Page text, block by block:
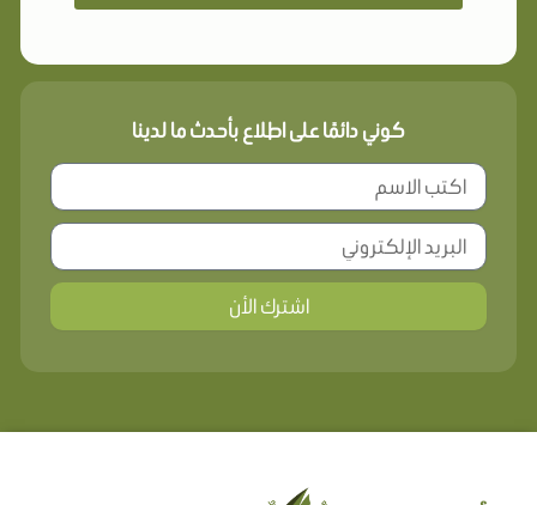
كوني دائمًا على اطلاع بأحدث ما لدينا
اشترك الأن